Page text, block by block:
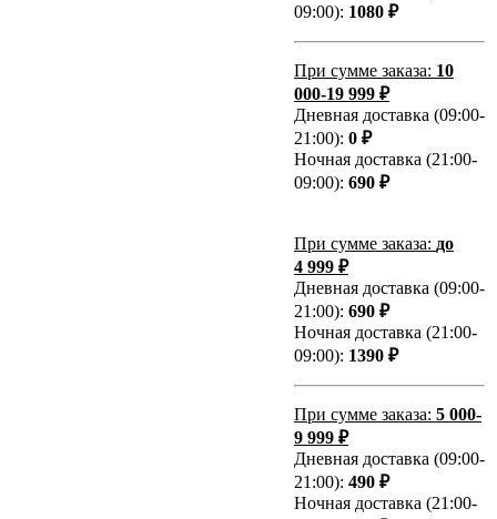
09:00): 1080 ₽
При сумме заказа: 10
000-19 999 ₽
Дневная доставка (09:00-
21:00): 0 ₽
Ночная доставка (21:00-
09:00): 690 ₽
При сумме заказа: до
4 999 ₽
Дневная доставка (09:00-
21:00): 690 ₽
Ночная доставка (21:00-
09:00): 1390 ₽
При сумме заказа: 5 000-
9 999 ₽
Дневная доставка (09:00-
21:00): 490 ₽
Ночная доставка (21:00-